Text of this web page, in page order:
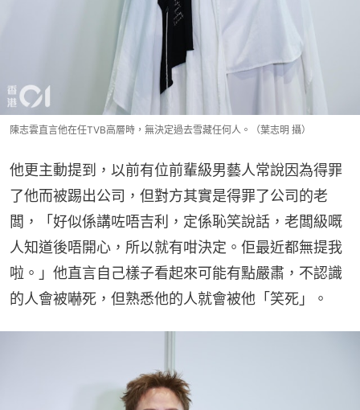
陳志雲直言他在任TVB高層時，無決定過去雪藏任何人。（葉志明 攝）
他更主動提到，以前有位前輩級男藝人常說因為得罪
了他而被踢出公司，但對方其實是得罪了公司的老
闆，「好似係講咗唔吉利，定係恥笑說話，老闆級嘅
人知道後唔開心，所以就有咁決定。佢最近都無提我
啦。」他直言自己樣子看起來可能有點嚴肅，不認識
的人會被嚇死，但熟悉他的人就會被他「笑死」。